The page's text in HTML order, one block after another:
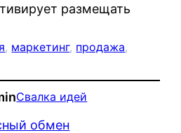
размещать
, маркетинг, продажа
Свалка идей
обмен